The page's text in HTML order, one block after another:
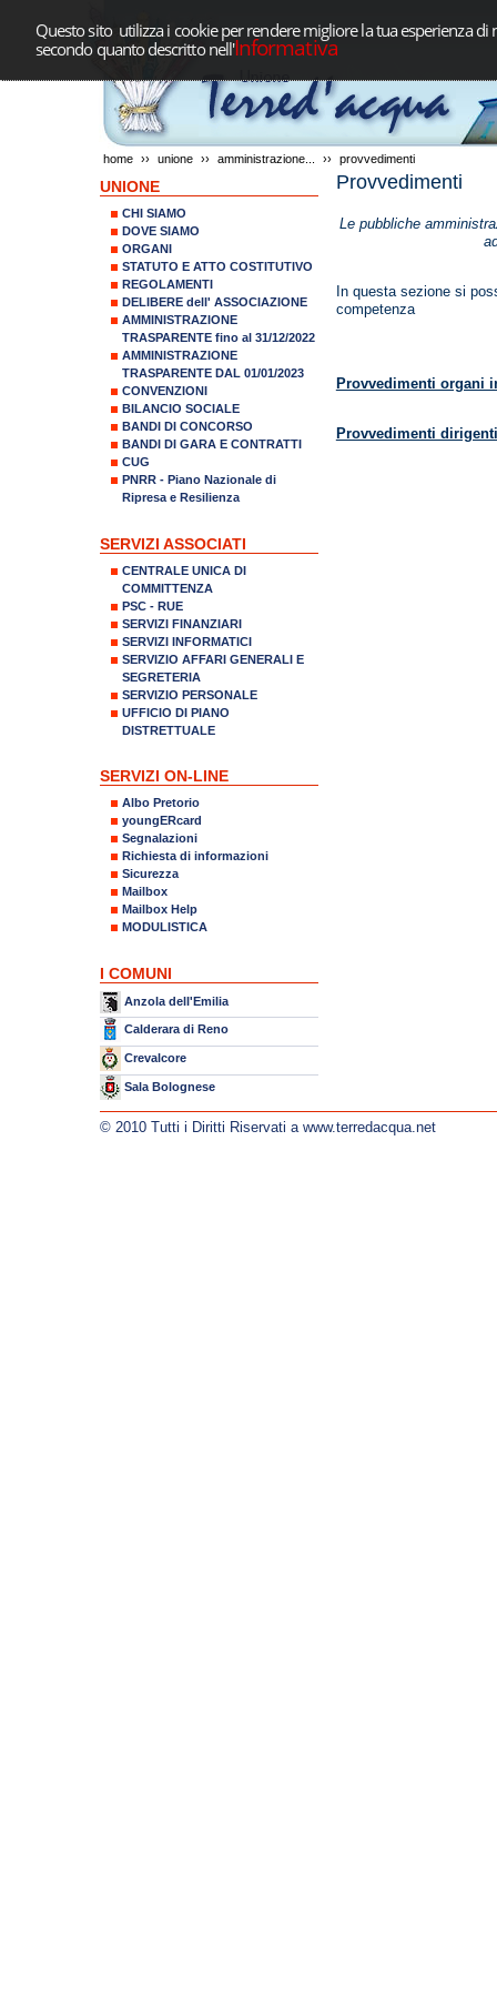
Questo sito utilizza i cookie per rendere migliore la tua esperienza
secondo quanto descritto nell'Informativa
home ›› unione ›› amministrazione... ›› provvedimenti
UNIONE
CHI SIAMO
DOVE SIAMO
ORGANI
STATUTO E ATTO COSTITUTIVO
REGOLAMENTI
DELIBERE dell' ASSOCIAZIONE
AMMINISTRAZIONE
TRASPARENTE fino al 31/12/2022
AMMINISTRAZIONE
TRASPARENTE DAL 01/01/2023
CONVENZIONI
BILANCIO SOCIALE
BANDI DI CONCORSO
BANDI DI GARA E CONTRATTI
CUG
PNRR - Piano Nazionale di
Ripresa e Resilienza
SERVIZI ASSOCIATI
CENTRALE UNICA DI
COMMITTENZA
PSC - RUE
SERVIZI FINANZIARI
SERVIZI INFORMATICI
SERVIZIO AFFARI GENERALI E
SEGRETERIA
SERVIZIO PERSONALE
UFFICIO DI PIANO
DISTRETTUALE
SERVIZI ON-LINE
Albo Pretorio
youngERcard
Segnalazioni
Richiesta di informazioni
Sicurezza
Mailbox
Mailbox Help
MODULISTICA
I COMUNI
Anzola dell'Emilia
Calderara di Reno
Crevalcore
Sala Bolognese
Provvedimenti
Le pubbliche
In questa sezione si
competenza
Provvedimenti organi
Provvedimenti dirigenti
© 2010 Tutti i Diritti Riservati a www.terredacqua.net